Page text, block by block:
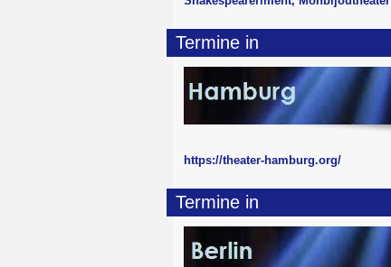
Termine in
https://theater-hamburg.org/
Termine in